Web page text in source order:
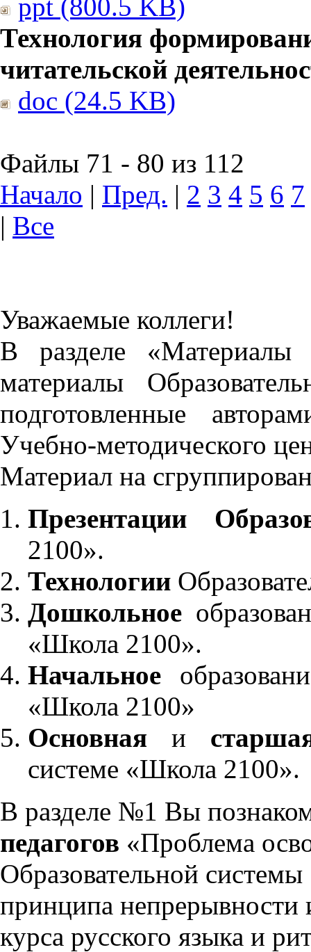
ppt (800.5 KB)
Технология
читательской
doc (24.5 KB)
Файлы 71 - 80 из 112
Начало | Пред. | 2 3 4 5 6 7
| Все
Уважаемые коллеги!
В разделе «Материалы
материалы
подготовленные
Учебно-методического
Материал на
Презентации
2100».
Технологии
Дошкольное
«Школа 2100».
Начальное
«Школа 2100»
Основнаяи
системе «Школа 2100».
В разделе №1 Вы
педагогов «Проблема
Образовательной
принципа непрерывности
курса русского языка и